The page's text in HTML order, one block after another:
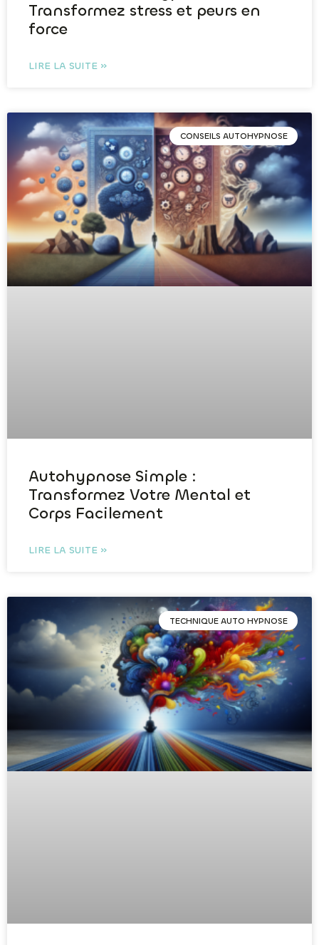
Transformez stress et peurs en
force
LIRE LA SUITE »
CONSEILS AUTOHYPNOSE
Autohypnose Simple :
Transformez Votre Mental et
Corps Facilement
LIRE LA SUITE »
TECHNIQUE AUTO HYPNOSE